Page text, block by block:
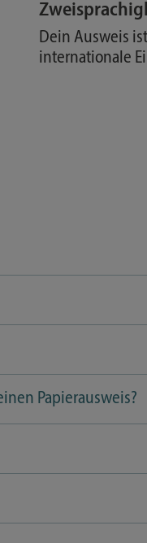
Dein Ausweis
internationale
Papierausweis?